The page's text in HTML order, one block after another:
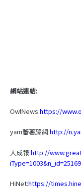
網站連結:
OwlNews:https://
yam蕃薯藤網:http://
大成報:http://
HiNet:https://